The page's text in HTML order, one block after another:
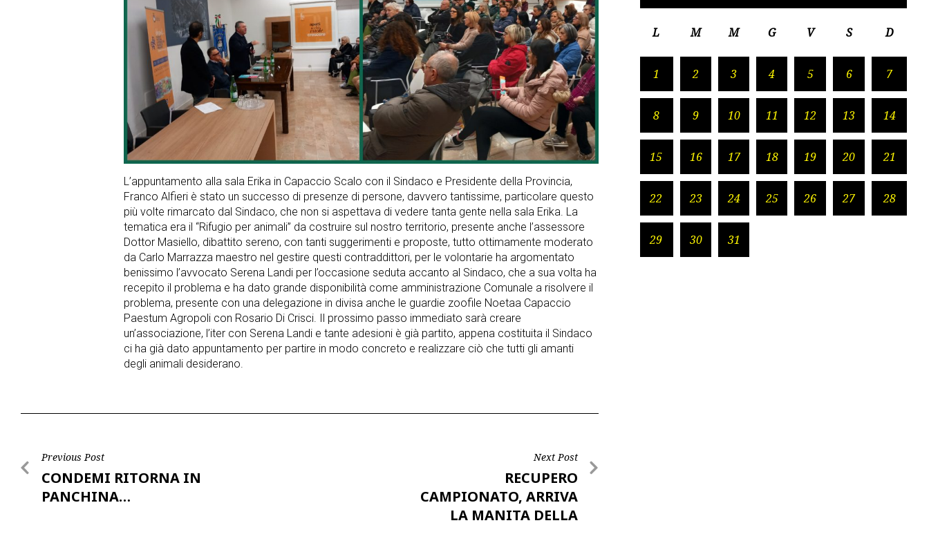
L’appuntamento alla sala Erika in Capaccio Scalo con il Sindaco e Presidente della Provincia,
Franco Alfieri è stato un successo di presenze di persone, davvero tantissime, particolare questo
più volte rimarcato dal Sindaco, che non si aspettava di vedere tanta gente nella sala Erika. La
tematica era il “Rifugio per animali” da costruire sul nostro territorio, presente anche l’assessore
Dottor Masiello, dibattito sereno, con tanti suggerimenti e proposte, tutto ottimamente moderato
da Carlo Marrazza maestro nel gestire questi contraddittori, per le volontarie ha argomentato
benissimo l’avvocato Serena Landi per l’occasione seduta accanto al Sindaco, che a sua volta ha
recepito il problema e ha dato grande disponibilità come amministrazione Comunale a risolvere il
problema, presente con una delegazione in divisa anche le guardie zoofile Noetaa Capaccio
Paestum Agropoli con Rosario Di Crisci. Il prossimo passo immediato sarà creare
un’associazione, l’iter con Serena Landi e tante adesioni è già partito, appena costituita il Sindaco
ci ha già dato appuntamento per partire in modo concreto e realizzare ciò che tutti gli amanti
degli animali desiderano.
Post
navigation
Previous Post
CONDEMI RITORNA IN
PANCHINA…
Next Post
RECUPERO
CAMPIONATO, ARRIVA
LA MANITA DELLA
L M M G V S D
1 2 3 4 5 6 7
8 9 10 11 12 13 14
15 16 17 18 19 20 21
22 23 24 25 26 27 28
29 30 31